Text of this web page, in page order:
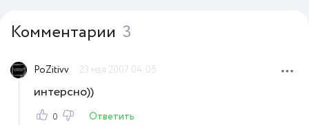
Комментарии 3
PoZitivv 23 мая 2007 04:05
интерсно))
0 Ответить